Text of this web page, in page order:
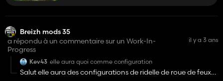
Breizh mods 35
a répondu à un commentaire sur un Work-In-
Progress
il y a 3 ans
Kev43 elle aura quoi comme configuration
Salut elle aura des configurations de ridelle de roue de feux